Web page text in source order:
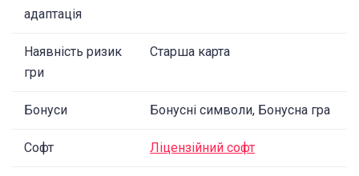
адаптація
Наявність ризик
гри
Старша карта
Бонуси Бонусні символи, Бонусна гра
Софт Ліцензійний софт